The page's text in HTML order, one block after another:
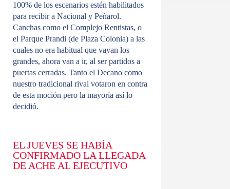
100% de los escenarios estén habilitados
para recibir a Nacional y Peñarol.
Canchas como el Complejo Rentistas, o
el Parque Prandi (de Plaza Colonia) a las
cuales no era habitual que vayan los
grandes, ahora van a ir, al ser partidos a
puertas cerradas. Tanto el Decano como
nuestro tradicional rival votaron en contra
de esta moción pero la mayoría así lo
decidió.
EL JUEVES SE HABÍA
CONFIRMADO LA LLEGADA
DE ACHE AL EJECUTIVO